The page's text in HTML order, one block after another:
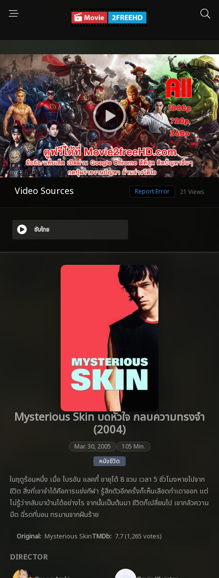
Video Sources 21 Views
Report Error
ซับไทย
Mysterious Skin บดหัวใจ กลบความทรงจำ
(2004)
Mar. 30, 2005
105 Min.
หนังชีวิต
ในฤดูร้อนหนึ่ง เมื่อ ไบรอัน แลคกี้ อายุได้ 8 ขวบ เวลา 5 ชั่วโมงหายไปจาก
ชีวิต สิ่งที่เขาจำได้คือการแข่งกีฬา รู้สึกตัวอีกครั้งก็เห็นเลือดกำเดาออก แต่
ไม่รู้ว่ากลับมาบ้านได้อย่างไร จากนั้นเป็นต้นมา ชีวิตก็เปลี่ยนไป เขากลัวความ
มืด ฉี่รดที่นอน ทรมานจากฝันร้าย
Original: Mysterious SkinTMDb: 7.7 (1,265 votes)
DIRECTOR